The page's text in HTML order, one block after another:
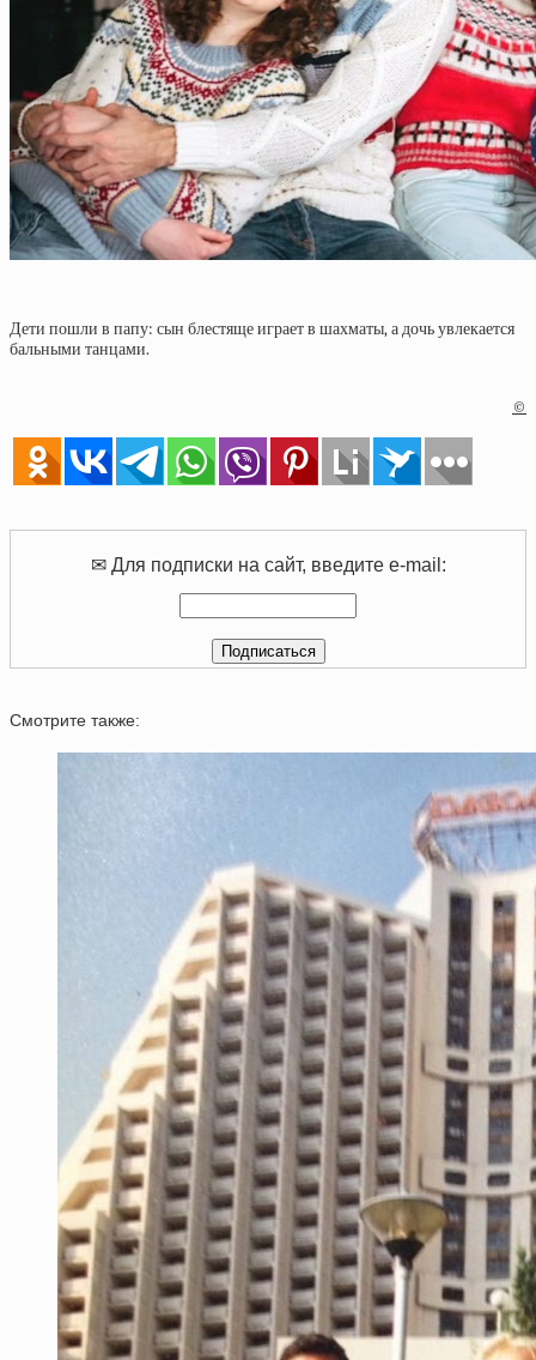
Дети пошли в папу: сын блестяще играет в шахматы, а дочь увлекается
бальными танцами.
©
✉ Для подписки на сайт, введите e-mail:
Смотрите также: